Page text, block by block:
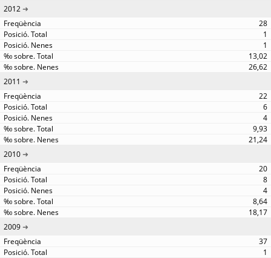
2012
28
1
1
13,02
26,62
2011
22
6
4
9,93
21,24
2010
20
8
4
8,64
18,17
2009
37
1